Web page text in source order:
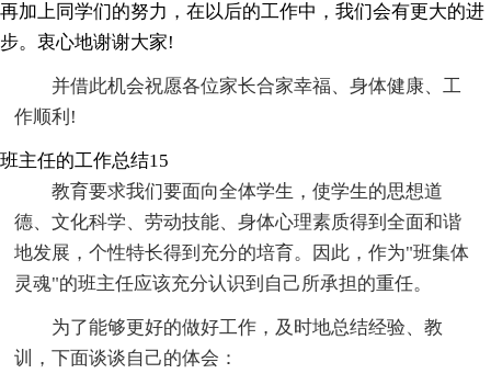
再加上同学们的努力，在以后的工作中，我们会有更大的进
步。衷心地谢谢大家!
并借此机会祝愿各位家长合家幸福、身体健康、工
作顺利!
班主任的工作总结15
教育要求我们要面向全体学生，使学生的思想道
德、文化科学、劳动技能、身体心理素质得到全面和谐
地发展，个性特长得到充分的培育。因此，作为"班集体
灵魂"的班主任应该充分认识到自己所承担的重任。
为了能够更好的做好工作，及时地总结经验、教
训，下面谈谈自己的体会：